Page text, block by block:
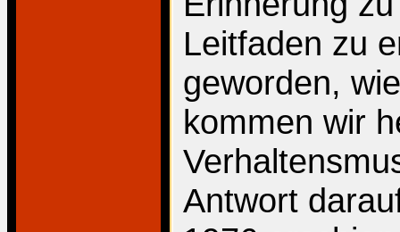
Leitfaden zu
geworden,
kommen wir
Antwort